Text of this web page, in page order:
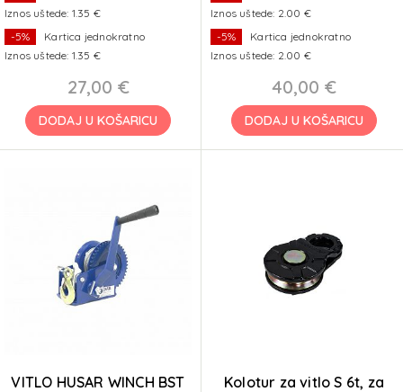
Iznos uštede: 1.35 €
-5%
Kartica jednokratno
Iznos uštede: 1.35 €
27,00 €
DODAJ U KOŠARICU
Iznos uštede: 2.00 €
-5%
Kartica jednokratno
Iznos uštede: 2.00 €
40,00 €
DODAJ U KOŠARICU
VITLO HUSAR WINCH BST
Kolotur za vitlo S 6t, za